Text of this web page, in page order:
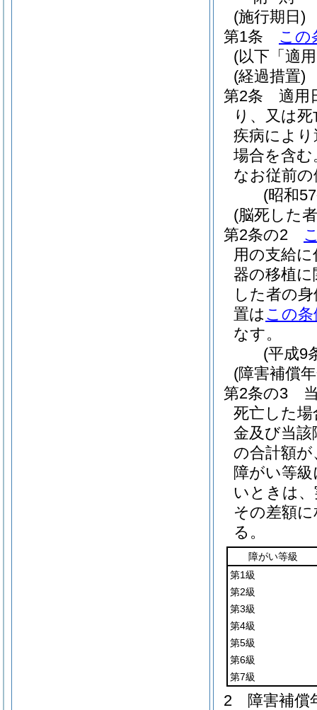
(施行期日)
第1条
この
(以下「適
(経過措置)
第2条
適用
り、又は
疾病によ
場合を含む
なお従前
(昭和
(脳死した
第2条の2
用の支給
器の移植
した者の
置は この条
なす。
(平成9
(障害補償
第2条の3
死亡した
金及び当該
の合計額が
障がい等
いときは
その差額
る。
障がい等級
第1級
第2級
第3級
第4級
第5級
第6級
第7級
2
障害補償